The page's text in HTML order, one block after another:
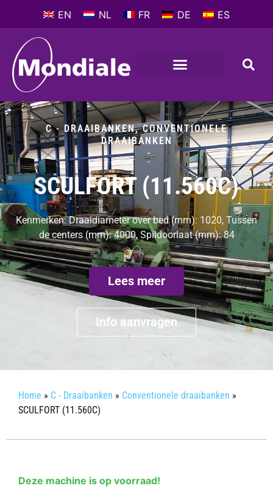
EN NL FR DE ES
C - DRAAIBANKEN,CONVENTIONELE
DRAAIBANKEN
SCULFORT (11.560C)
Kenmerken: Draaidiameter over bed (mm): 1020, Tussen
de centers (mm): 4000, Spildoorlaat (mm): 84
Lees meer
Info aanvragen
Home » C - Draaibanken » Conventionele draaibanken »
SCULFORT (11.560C)
Deze machine is op voorraad!